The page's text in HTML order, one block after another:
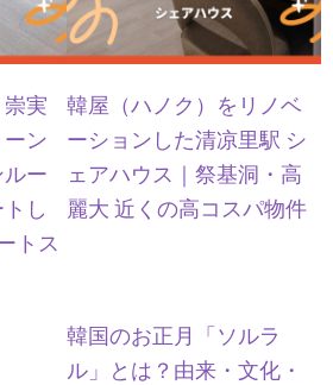
実
ン
ー
し
トス
韓屋（ハノク）をリノベ
ーションした清凉里駅 シ
ェアハウス｜祭基洞・高
麗大 近くの高コスパ物件
韓国のお正月「ソルラ
ル」とは？由来・文化・